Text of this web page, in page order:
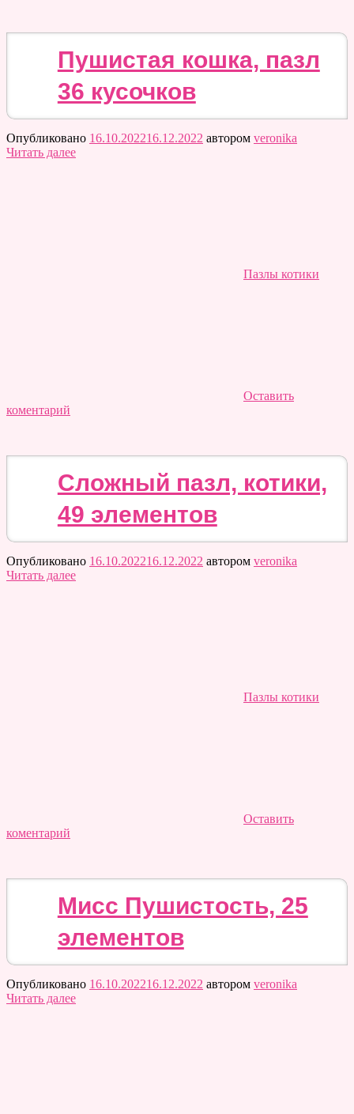
Пушистая кошка, пазл
36 кусочков
Опубликовано 16.10.202216.12.2022 автором veronika
Читать далее
Пазлы котики
Оставить
коментарий
Сложный пазл, котики,
49 элементов
Опубликовано 16.10.202216.12.2022 автором veronika
Читать далее
Пазлы котики
Оставить
коментарий
Мисс Пушистость, 25
элементов
Опубликовано 16.10.202216.12.2022 автором veronika
Читать далее